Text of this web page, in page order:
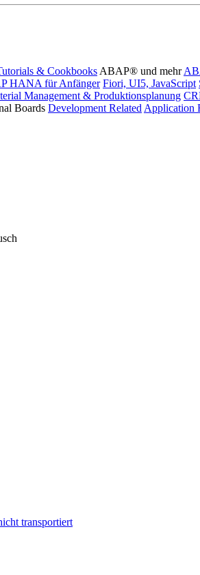
& CookbooksABAP® und mehr
HANA für Anfänger Fiori, UI5, JavaScript
Management & Produktionsplanung
Boards Development RelatedApplication
transportiert